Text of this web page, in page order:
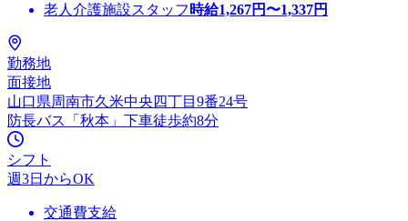
老人介護施設スタッフ 時給1,267円〜1,337円
勤務地
面接地
山口県周南市久米中央四丁目9番24号
防長バス「秋本」下車徒歩約8分
シフト
週3日からOK
交通費支給